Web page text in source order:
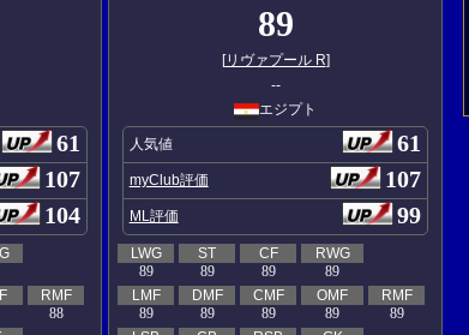
61
107
104
RMF
88
89
[リヴァプール R]
--
エジプト
人気値 61
myClub評価 107
ML評価 99
LWG
89
ST
89
CF
89
RWG
89
LMF
89
DMF
89
CMF
89
OMF
89
RMF
89